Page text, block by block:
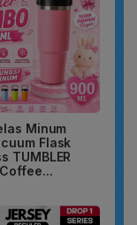
Minum
Flask
TUMBLER